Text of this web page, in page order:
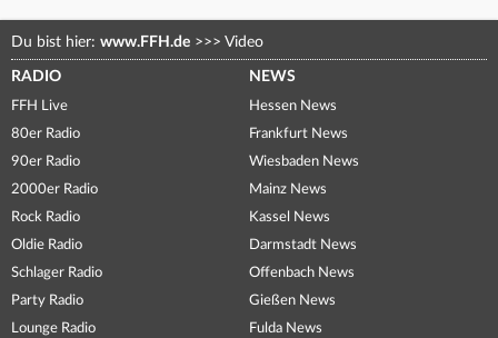
Du bist hier: www.FFH.de >>> Video
RADIO
FFH Live
80er Radio
90er Radio
2000er Radio
Rock Radio
Oldie Radio
Schlager Radio
Party Radio
Lounge Radio
NEWS
Hessen News
Frankfurt News
Wiesbaden News
Mainz News
Kassel News
Darmstadt News
Offenbach News
Gießen News
Fulda News